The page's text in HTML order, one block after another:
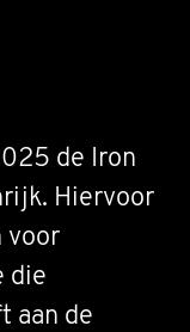
de Iron
Hiervoor
voor
die
aan de